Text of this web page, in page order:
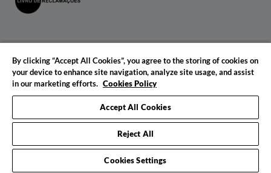
Pedido de informações
© 2026 IADE. Todos os direitos reservados.
By clicking “Accept All Cookies”, you agree to the storing of cookies on
your device to enhance site navigation, analyze site usage, and assist
in our marketing efforts. Cookies Policy
Accept All Cookies
Reject All
Cookies Settings